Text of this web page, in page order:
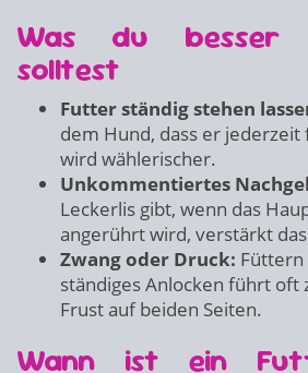
Was du besser
solltest
Futter ständig stehen
dem Hund, dass er jederzeit
wird wählerischer.
Unkommentiertes
Leckerlis gibt, wenn das
angerührt wird, verstärkt
Zwang oder Druck:
ständiges Anlocken führt oft
Frust auf beiden Seiten.
Wann ist ein